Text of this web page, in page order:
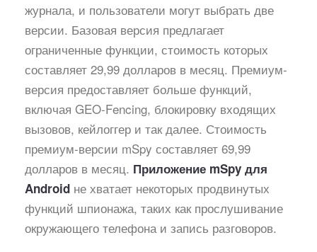
журнала, и пользователи могут выбрать две
версии. Базовая версия предлагает
ограниченные функции, стоимость которых
составляет 29,99 долларов в месяц. Премиум-
версия предоставляет больше функций,
включая GEO-Fencing, блокировку входящих
вызовов, кейлоггер и так далее. Стоимость
премиум-версии mSpy составляет 69,99
долларов в месяц. Приложение mSpy для
Android не хватает некоторых продвинутых
функций шпионажа, таких как прослушивание
окружающего телефона и запись разговоров.